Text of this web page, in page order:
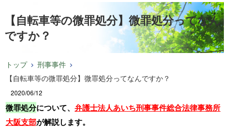
【自転車等の微罪処分】微罪処分ってなん
ですか？
トップ
刑事事件
【自転車等の微罪処分】微罪処分ってなんですか？
2020/06/12
微罪処分について、弁護士法人あいち刑事事件総合法律事務所
大阪支部が解説します。